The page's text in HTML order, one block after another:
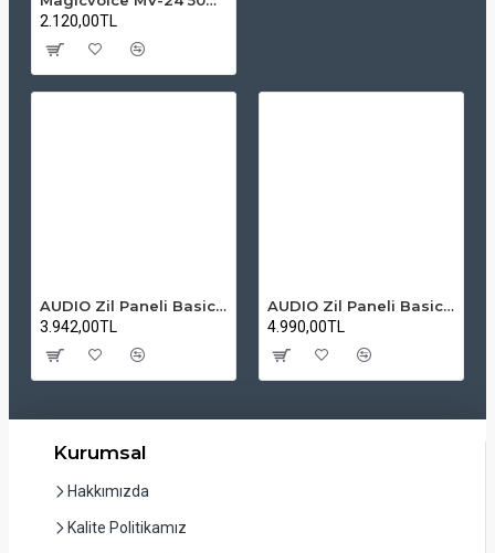
2.120,00TL
AUDIO Zil Paneli Basic Hpli Çift Buton 14'lü Sesli Apartman Diafon Kapı Paneli
3.942,00TL
AUDIO Zil Paneli Basic Hpli Çift Buton 20'li Sesli Apartman Diafon Kapı Paneli
4.990,00TL
Kurumsal
Hakkımızda
Kalite Politikamız